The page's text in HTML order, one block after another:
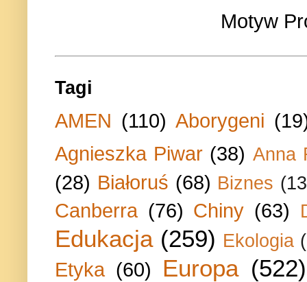
Motyw
Tagi
AMEN (110) Aborygeni
Agnieszka Piwar (38) Anna
(28) Białoruś (68) Biznes
Canberra (76) Chiny (63)
Edukacja (259) Ekologia
Etyka (60) Europa (522)